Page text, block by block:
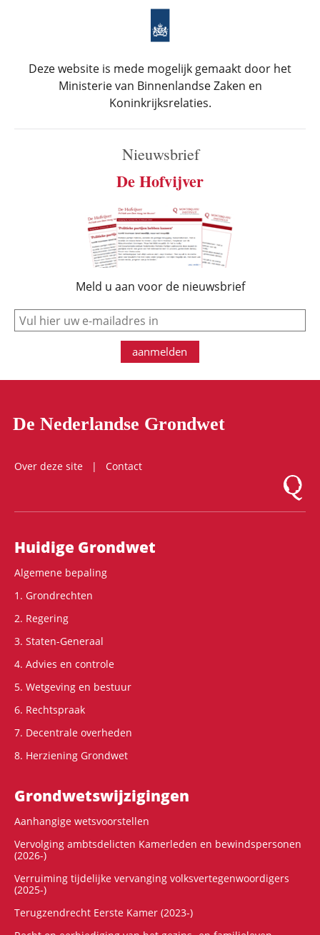
Deze website is mede mogelijk gemaakt door het
Ministerie van Binnenlandse Zaken en
Koninkrijksrelaties.
Nieuwsbrief
De Hofvijver
Meld u aan voor de nieuwsbrief
e-mail
aanmelden
De Nederlandse Grondwet
Over deze site
Contact
Logo
Hoofdnavigatie
Huidige Grondwet
Algemene bepaling
1. Grondrechten
2. Regering
3. Staten-Generaal
4. Advies en controle
5. Wetgeving en bestuur
6. Rechtspraak
7. Decentrale overheden
8. Herziening Grondwet
Grondwets­wijzigingen
Aanhangige wetsvoorstellen
Vervolging ambtsdelicten Kamerleden en bewindspersonen
(2026-)
Verruiming tijdelijke vervanging volksvertegenwoordigers
(2025-)
Terugzendrecht Eerste Kamer (2023-)